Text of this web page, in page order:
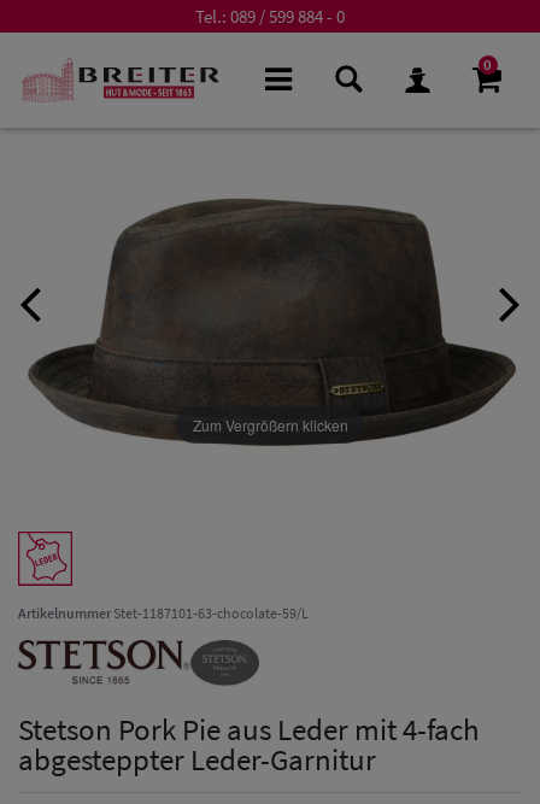
Tel.: 089 / 599 884 - 0
0
Zum Vergrößern klicken
ArtikelnummerStet-1187101-63-chocolate-59/L
Stetson Pork Pie aus Leder mit 4-fach
abgesteppter Leder-Garnitur